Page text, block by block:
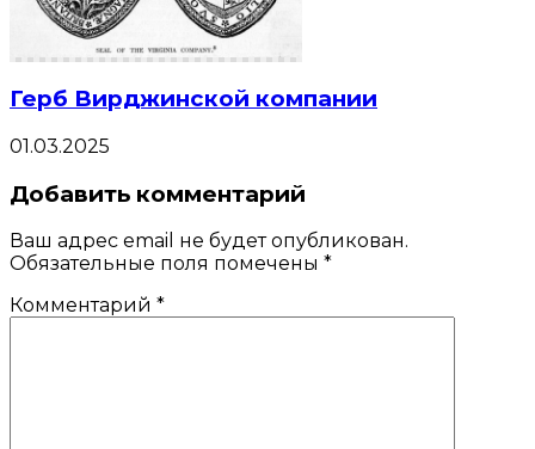
Герб Вирджинской компании
01.03.2025
Добавить комментарий
Ваш адрес email не будет опубликован.
Обязательные поля помечены *
Комментарий *